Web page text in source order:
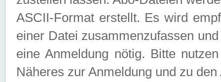
ASCII-Format erstellt. Es wird
einer Datei zusammenzufassen
eine Anmeldung nötig. Bitte
Näheres zur Anmeldung und zu